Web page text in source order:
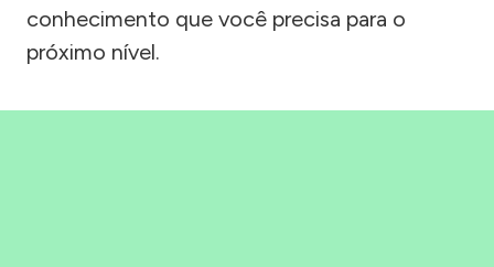
conhecimento que você precisa para o
próximo nível.